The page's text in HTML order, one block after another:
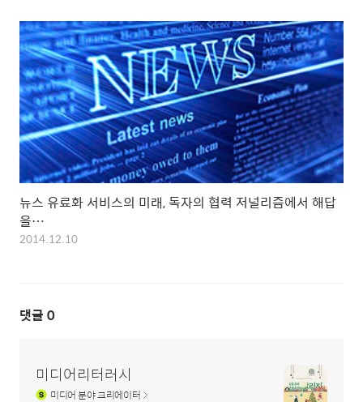
뉴스 유료화 서비스의 미래, 독자의 협력 저널리즘에서 해답
을…
2014.12.10
댓글 0
미디어리터러시
미디어분야 크리에이터